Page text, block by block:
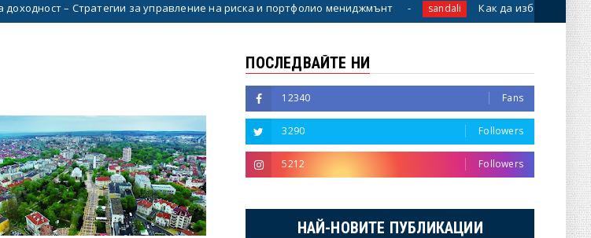
– Стратегии за управление на риска и портфолио мениджмънт sandali Как да изберете удобни
ПОСЛЕДВАЙТЕ НИ
12340 Fans
3290 Followers
5212 Followers
НАЙ-НОВИТЕ ПУБЛИКАЦИИ